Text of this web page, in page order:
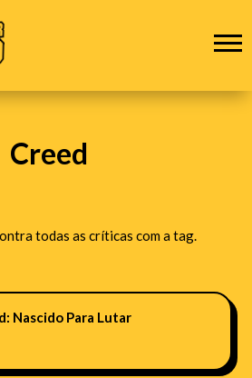
Creed
todas as críticas com a tag.
Nascido Para Lutar